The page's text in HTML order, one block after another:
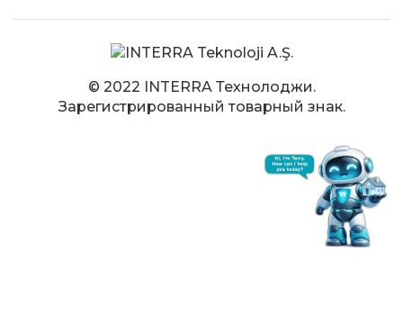
© 2022 INTERRA Технолоджи.
Зарегистрированный товарный знак.